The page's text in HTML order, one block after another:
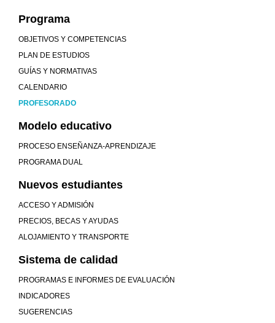
Programa
OBJETIVOS Y COMPETENCIAS
PLAN DE ESTUDIOS
GUÍAS Y NORMATIVAS
CALENDARIO
PROFESORADO
Modelo educativo
PROCESO ENSEÑANZA-APRENDIZAJE
PROGRAMA DUAL
Nuevos estudiantes
ACCESO Y ADMISIÓN
PRECIOS, BECAS Y AYUDAS
ALOJAMIENTO Y TRANSPORTE
Sistema de calidad
PROGRAMAS E INFORMES DE EVALUACIÓN
INDICADORES
SUGERENCIAS